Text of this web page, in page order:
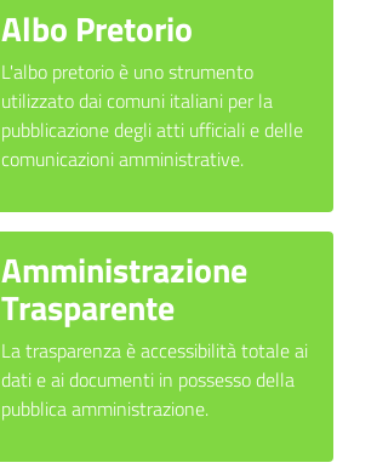
Albo Pretorio
L'albo pretorio è uno strumento
utilizzato dai comuni italiani per la
pubblicazione degli atti ufficiali e delle
comunicazioni amministrative.
Amministrazione
Trasparente
La trasparenza è accessibilità totale ai
dati e ai documenti in possesso della
pubblica amministrazione.